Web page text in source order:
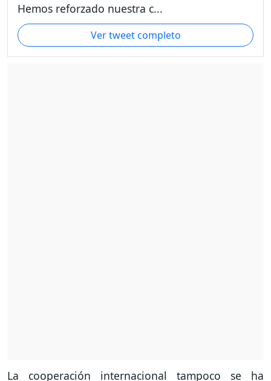
Hemos reforzado nuestra c...
Ver tweet completo
La cooperación internacional tampoco se ha